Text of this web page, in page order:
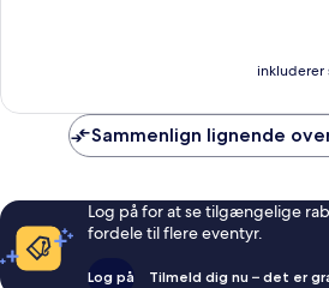
inkluderer
Sammenlign lignende
Log på for at se tilgængelige
fordele til flere eventyr.
Log på Tilmeld dig nu – det er